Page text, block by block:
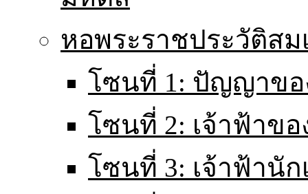
หอพระราชประวัติส
โซนที่ 1: ปัญญาข
โซนที่ 2: เจ้าฟ้าข
โซนที่ 3: เจ้าฟ้านัก